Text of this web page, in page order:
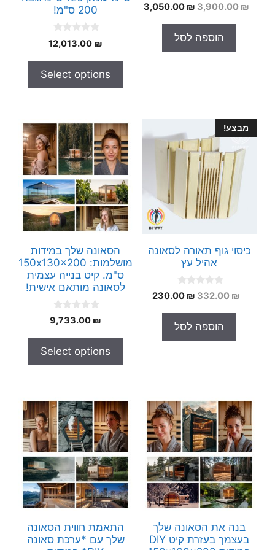
0
o
o
5
3,900.00₪
המחיר
היה:
3,900.00 ₪.
3,050.00 ₪
המחיר
הוספה לסל
200 ס"מ!
o
o
5
12,013.00 ₪
Select options
מבצע!
כיסוי גוף תאורה לסאונה
אהיל עץ
0
o
o
5
332.00₪
המחיר
היה:
332.00 ₪.
230.00 ₪
המחיר
הוספה לסל
הסאונה שלך במידות
מושלמות: 150x130x200
ס"מ. קיט בנייה עצמית
לסאונה מותאם אישית!
0
o
o
5
9,733.00 ₪
Select options
בנה את הסאונה שלך
בעצמך בעזרת קיט DIY
התאמת חווית הסאונה
שלך עם *ערכת סאונה